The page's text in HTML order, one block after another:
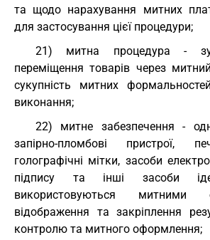
та щодо нарахування митних
для застосування цієї процедури;
21) митна процедура -
переміщення товарів через
сукупність митних
виконання;
22) митне забезпечення -
запірно-пломбові пристрої,
голографічні мітки, засоби
підпису та інші засоби
використовуються митними
відображення та закріплення
контролю та митного оформлення;